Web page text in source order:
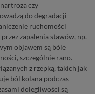
czy
do degradacji
ruchomości
zapalenia stawów, np.
objawem są bóle
szczególnie rano.
z rzepką, takich jak
ból kolana podczas
dolegliwości są